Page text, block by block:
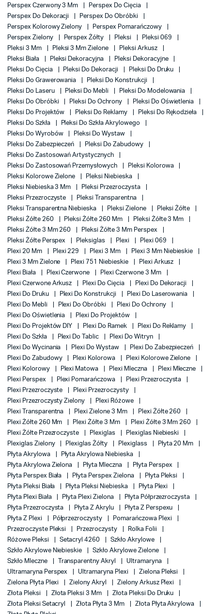
Perspex Czerwony 3 Mm
Perspex Do Cięcia
Perspex Do Dekoracji
Perspex Do Obróbki
Perspex Kolorowy Zielony
Perspex Pomarańczowy
Perspex Zielony
Perspex Żółty Pleksi
Pleksi 069
Pleksi 3 Mm
Pleksi 3 Mm Zielone
Pleksi Arkusz
Pleksi Biała
Pleksi Dekoracyjna
Pleksi Dekoracyjne
Pleksi Do Cięcia
Pleksi Do Dekoracji
Pleksi Do Druku
Pleksi Do Grawerowania
Pleksi Do Konstrukcji
Pleksi Do Laseru
Pleksi Do Mebli
Pleksi Do Modelowania
Pleksi Do Obróbki
Pleksi Do Ochrony
Pleksi Do Oświetlenia
Pleksi Do Projektów
Pleksi Do Reklamy
Pleksi Do Rękodzieła
Pleksi Do Szkła
Pleksi Do Szkła Akrylowego
Pleksi Do Wyrobów
Pleksi Do Wystaw
Pleksi Do Zabezpieczeń
Pleksi Do Zabudowy
Pleksi Do Zastosowań Artystycznych
Pleksi Do Zastosowań Przemysłowych
Pleksi Kolorowa
Pleksi Kolorowe Zielone
Pleksi Niebieska
Pleksi Niebieska 3 Mm
Pleksi Przezroczysta
Pleksi Przezroczyste
Pleksi Transparentna
Pleksi Transparentna Niebieska
Pleksi Zielone
Pleksi Żółte
Pleksi Żółte 260
Pleksi Żółte 260 Mm
Pleksi Żółte 3 Mm
Pleksi Żółte 3 Mm 260
Pleksi Żółte 3 Mm Perspex
Pleksi Żółte Perspex
Pleksiglas Plexi
Plexi 069
Plexi 20 Mm
Plexi 229 Plexi 3 Mm
Plexi 3 Mm Niebieskie
Plexi 3 Mm Zielone
Plexi 751 Niebieskie
Plexi Arkusz
Plexi Biała
Plexi Czerwone
Plexi Czerwone 3 Mm
Plexi Czerwone Arkusz
Plexi Do Cięcia
Plexi Do Dekoracji
Plexi Do Druku
Plexi Do Konstrukcji
Plexi Do Laserowania
Plexi Do Mebli
Plexi Do Obróbki
Plexi Do Ochrony
Plexi Do Oświetlenia
Plexi Do Projektów
Plexi Do Projektów DIY
Plexi Do Ramek
Plexi Do Reklamy
Plexi Do Szkła
Plexi Do Tablic
Plexi Do Witryn
Plexi Do Wycinania
Plexi Do Wystaw
Plexi Do Zabezpieczeń
Plexi Do Zabudowy
Plexi Kolorowa
Plexi Kolorowe Zielone
Plexi Kolorowy
Plexi Matowa Plexi Mleczna
Plexi Mleczne
Plexi Perspex
Plexi Pomarańczowa
Plexi Przezroczysta
Plexi Przezroczyste
Plexi Przezroczysty
Plexi Przezroczysty Zielony
Plexi Różowe
Plexi Transparentna
Plexi Zielone 3 Mm
Plexi Żółte 260
Plexi Żółte 260 Mm
Plexi Żółte 3 Mm
Plexi Żółte 3 Mm 260
Plexi Żółte Przezroczyste
Plexiglas
Plexiglas Niebieski
Plexiglas Zielony
Plexiglas Żółty Plexiglass
Płyta 20 Mm
Płyta Akrylowa
Płyta Akrylowa Niebieska
Płyta Akrylowa Zielona
Płyta Mleczna
Płyta Perspex
Płyta Perspex Biała
Płyta Perspex Zielona
Płyta Pleksi
Płyta Pleksi Biała
Płyta Pleksi Niebieska
Płyta Plexi
Płyta Plexi Biała
Płyta Plexi Zielona
Płyta Półprzezroczysta
Płyta Przezroczysta
Płyta Z Akrylu
Płyta Z Perspexu
Płyta Z Plexi
Półprzezroczysty
Pomarańczowa Plexi
Przezroczyste Pleksi
Przezroczysty
Rolka Folii
Różowe Pleksi
Setacryl 4260
Szkło Akrylowe
Szkło Akrylowe Niebieskie
Szkło Akrylowe Zielone
Szkło Mleczne
Transparentny Akryl
Ultramaryna
Ultramaryna Perspex
Ultramaryna Plexi
Zielona Pleksi
Zielona Płyta Plexi
Zielony Akryl
Zielony Arkusz Plexi
Złota Pleksi
Złota Pleksi 3 Mm
Złota Pleksi Do Druku
Złota Pleksi Setacryl
Złota Płyta 3 Mm
Złota Płyta Akrylowa